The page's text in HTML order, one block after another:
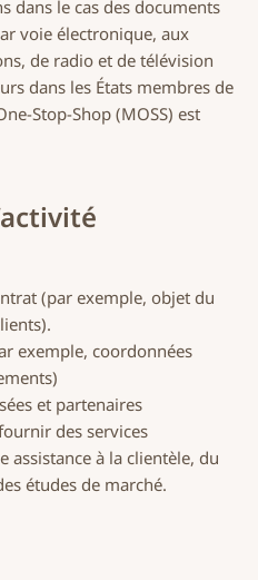
dans le cas des documents
voie électronique, aux
de radio et de télévision
dans les États membres de
Stop-Shop (MOSS) est
(par exemple, objet du
exemple, coordonnées
et partenaires
des services
assistance à la clientèle, du
études de marché.